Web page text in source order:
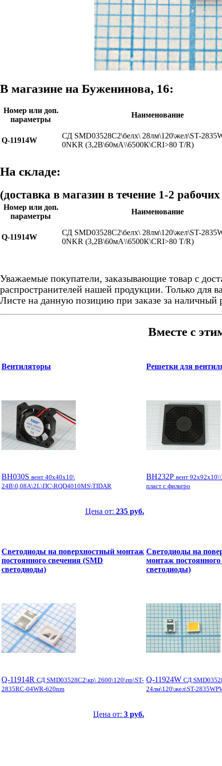
В магазине на Буженинова, 16:
Номер или доп.
параметры
Наименование
Q-11914W
СД SMD03528C2\белх\ 28лм\120\жел\ST-
0NKR (3,2В\60мА\\6500К\CRI>80 T/R)
На складе:
(доставка в магазин в течение 1-2
Номер или доп.
параметры
Наименование
Q-11914W
СД SMD03528C2\белх\ 28лм\120\жел\ST-
0NKR (3,2В\60мА\\6500К\CRI>80 T/R)
Уважаемые покупатели, заказывающие товар с
распространителей нашей продукции. Только для
Листе на данную позицию при заказе за
Вместе с
Вентиляторы
ВН030S вент 40x40x10\
24В\0,08А\2L\ПС\RQD4010MS\TIDAR
Цена от: 235 руб.
Решетки для
ВН232P вент
пласт с фильтро
Светодиоды на поверхностный монтаж
постоянного свечения (SMD
светодиоды)
Q-11914R СД SMD03528C2\кр\ 2600\120\пр\ST-
2835RC-04WR-620nm
Цена от: 3 руб.
Светодиоды на
монтаж
светодиоды)
Q-11924W СД
24лм\120\жел\ST-